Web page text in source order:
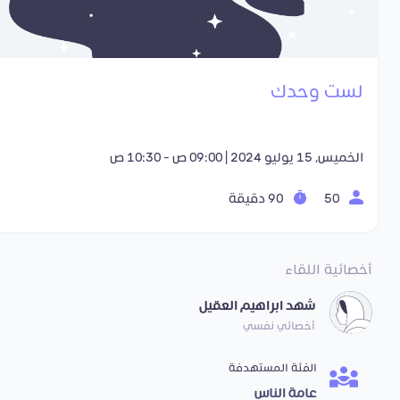
لست وحدك
الخميس, 15 يوليو 2024 | 09:00 ص - 10:30 ص
أخصائية اللقاء
شهد ابراهيم العقيل
أخصائي نفسي
الفئة المستهدفة
عامة الناس